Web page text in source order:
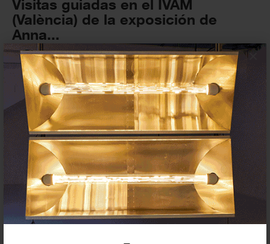
×
Visitas guiadas en el IVAM
(València) de la exposición de
Anna...
EXPOSICIONES 18 AGOSTO 2022